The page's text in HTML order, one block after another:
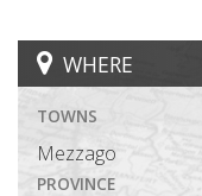
WHERE
TOWNS
Mezzago
PROVINCE